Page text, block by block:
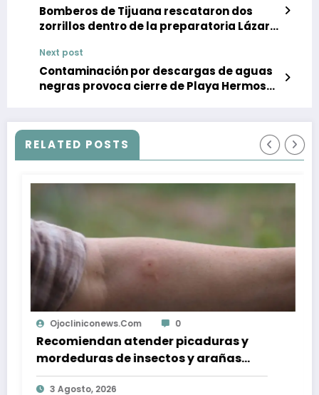
Bomberos de Tijuana rescataron dos
zorrillos dentro de la preparatoria Lázaro
Next post
Contaminación por descargas de aguas
negras provoca cierre de Playa Hermosa
RELATED POSTS
0
atender picaduras y
de insectos y arañas
de verano
realizan
financiar